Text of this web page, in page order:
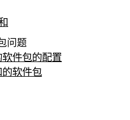
问题
件包的配置
软件包